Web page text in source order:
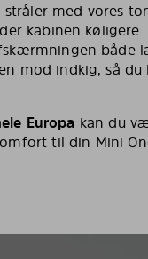
med vores
kabinen køligere.
både
mod indkig, så du
Europa kan du
til din Mini